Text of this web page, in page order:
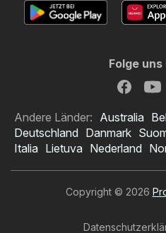
Folge uns
Andere Länder: Australia
Deutschland Danmark
Italia Lietuva Nederland
Copyright © 2026